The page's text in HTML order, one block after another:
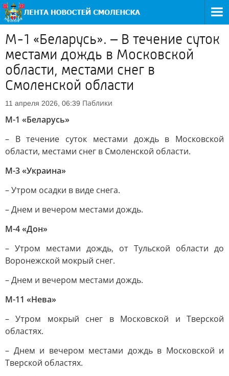
М-1 «Беларусь». – В течение суток
местами дождь в Московской
области, местами снег в
Смоленской области
11 апреля 2026, 06:39 Паблики
М-1 «Беларусь»
– В течение суток местами дождь в Московской
области, местами снег в Смоленской области.
М-3 «Украина»
– Утром осадки в виде снега.
– Днем и вечером местами дождь.
М-4 «Дон»
– Утром местами дождь, от Тульской области до
Воронежской мокрый снег.
– Днем и вечером местами дождь.
М-11 «Нева»
– Утром мокрый снег в Московской и Тверской
областях.
– Днем и вечером местами дождь в Московской и
Тверской областях.